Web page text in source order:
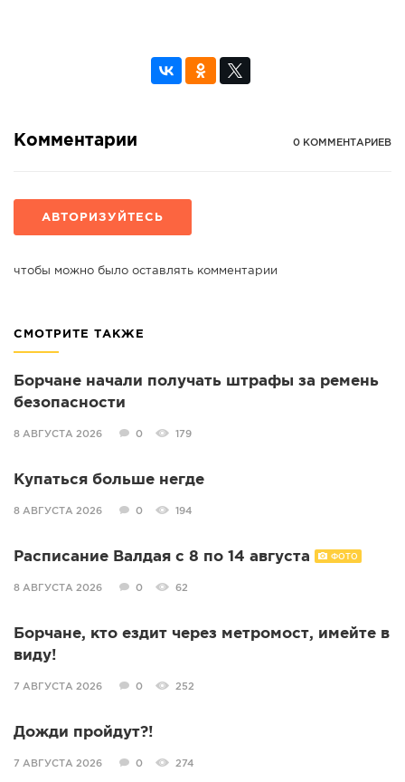
Комментарии 0 КОММЕНТАРИЕВ
АВТОРИЗУЙТЕСЬ
чтобы можно было оставлять комментарии
СМОТРИТЕ ТАКЖЕ
Борчане начали получать штрафы за ремень
безопасности
8 АВГУСТА 2026 0 179
Купаться больше негде
8 АВГУСТА 2026 0 194
Расписание Валдая с 8 по 14 августа ФОТО
8 АВГУСТА 2026 0 62
Борчане, кто ездит через метромост, имейте в
виду!
7 АВГУСТА 2026 0 252
Дожди пройдут?!
7 АВГУСТА 2026 0 274